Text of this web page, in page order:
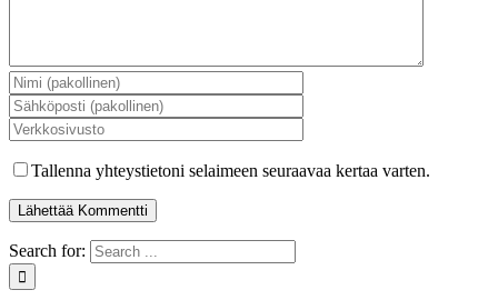
Tallenna yhteystietoni selaimeen seuraavaa kertaa varten.
Search for: